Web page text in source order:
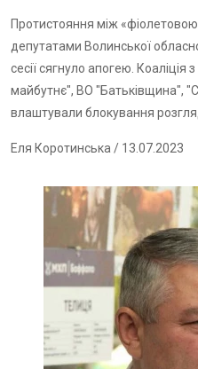
Протистояння між
депутатами Волинської
сесії сягнуло апогею. Коаліція
майбутнє", ВО "Батьківщина",
влаштували блокування
Еля Коротинська / 13.07.2023